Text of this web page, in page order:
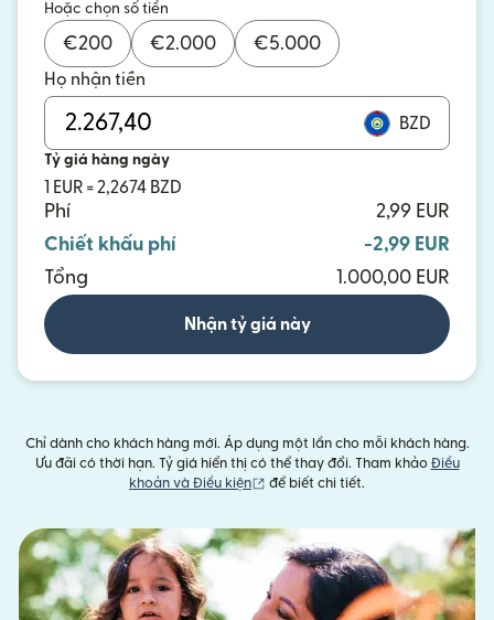
Hoặc chọn số tiền
€200 €2.000 €5.000
Họ nhận tiền
BZD
Tỷ giá hàng ngày
1 EUR = 2,2674 BZD
Phí
2,99 EUR
Chiết khấu phí
-2,99 EUR
Tổng
1.000,00 EUR
Nhận tỷ giá này
Chỉ dành cho khách hàng mới. Áp dụng một lần cho mỗi khách hàng.
Ưu đãi có thời hạn. Tỷ giá hiển thị có thể thay đổi. Tham khảo Điều
khoản và Điều kiện
(mở trong cửa sổ mới)
để biết chi tiết.